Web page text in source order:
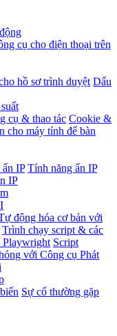
cụ cho điện thoại trên
hồ sơ trình duyệt Dấu
cụ & thao tác Cookie &
cho máy tính để bàn
IP Tính năng ẩn IP
IP
động hóa cơ bản với
Trình chạy script & các
Playwright Script
với Công cụ Phát
Sự cố thường gặp